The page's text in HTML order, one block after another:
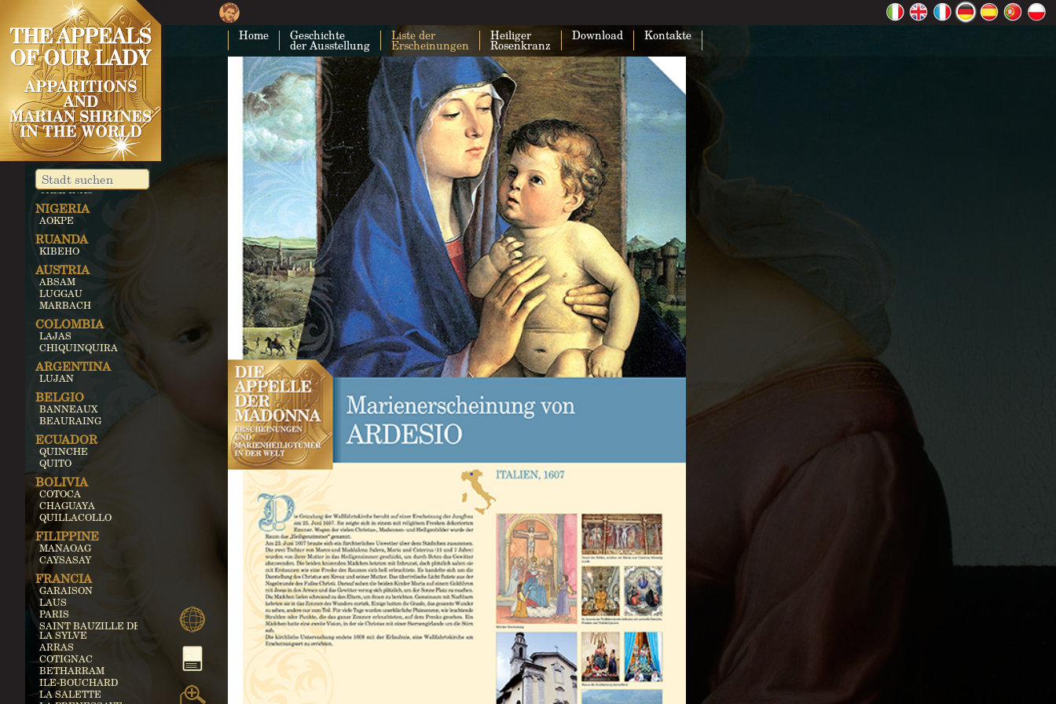
Home Geschichte
der Ausstellung
Liste der
Erscheinungen
Heiliger
Rosenkranz
Download Kontakte
Google Maps kann auf dieser Seite nicht richtig
geladen werden.
Bist du Inhaber dieser Website?
BRASILE
VALE DO PARAIBA
PESQUEIRA
CAMPINAS
NIGERIA
AOKPE
RUANDA
KIBEHO
AUSTRIA
ABSAM
LUGGAU
MARBACH
COLOMBIA
LAJAS
CHIQUINQUIRA
ARGENTINA
LUJAN
BELGIO
BANNEAUX
BEAURAING
ECUADOR
QUINCHE
QUITO
BOLIVIA
COTOCA
CHAGUAYA
QUILLACOLLO
FILIPPINE
MANAOAG
CAYSASAY
FRANCIA
GARAISON
LAUS
PARIS
SAINT BAUZILLE DE
LA SYLVE
ARRAS
COTIGNAC
BETHARRAM
ILE-BOUCHARD
LA SALETTE